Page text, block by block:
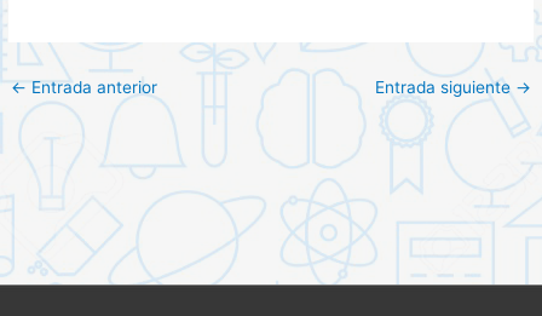
←Entrada anterior Entrada siguiente →